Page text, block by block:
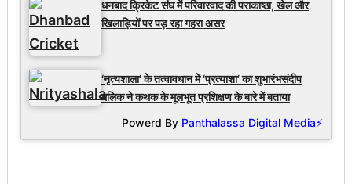
धनबाद क्रिकेट संघ में परिवारवाद की पराकाष्ठा, खेल और
खिलाड़ियों पर पड़ रहा गहरा असर
‘नृत्यशाला’ के तत्वावधान में ‘प्रत्याशा’ का शुभारंभसंदीप
मलिक ने कथक के मूलभूत प्रशिक्षण के बारे में बताया
Powerd By Panthalassa Digital Media⚡